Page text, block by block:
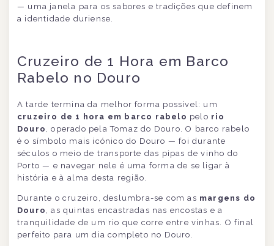
— uma janela para os sabores e tradições que definem
a identidade duriense.
Cruzeiro de 1 Hora em Barco
Rabelo no Douro
A tarde termina da melhor forma possível: um
cruzeiro de 1 hora em barco rabelo pelo rio
Douro , operado pela Tomaz do Douro. O barco rabelo
é o símbolo mais icónico do Douro — foi durante
séculos o meio de transporte das pipas de vinho do
Porto — e navegar nele é uma forma de se ligar à
história e à alma desta região.
Durante o cruzeiro, deslumbra-se com as margens do
Douro , as quintas encastradas nas encostas e a
tranquilidade de um rio que corre entre vinhas. O final
perfeito para um dia completo no Douro.